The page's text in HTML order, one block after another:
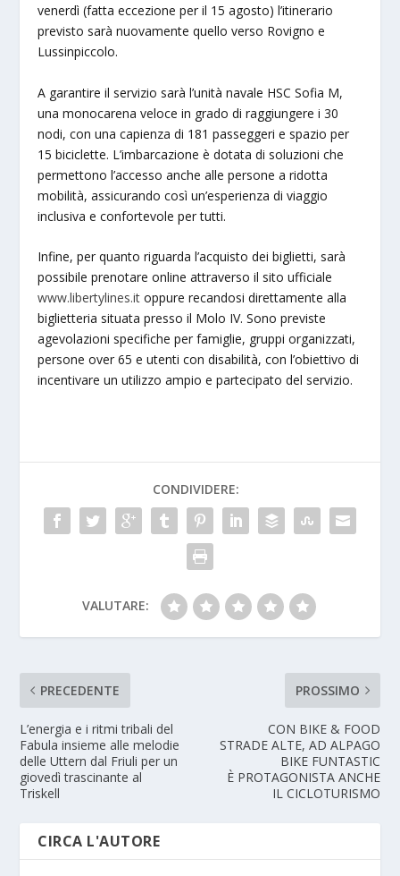
venerdì (fatta eccezione per il 15 agosto) l’itinerario
previsto sarà nuovamente quello verso Rovigno e
Lussinpiccolo.
A garantire il servizio sarà l’unità navale HSC Sofia M,
una monocarena veloce in grado di raggiungere i 30
nodi, con una capienza di 181 passeggeri e spazio per
15 biciclette. L’imbarcazione è dotata di soluzioni che
permettono l’accesso anche alle persone a ridotta
mobilità, assicurando così un’esperienza di viaggio
inclusiva e confortevole per tutti.
Infine, per quanto riguarda l’acquisto dei biglietti, sarà
possibile prenotare online attraverso il sito ufficiale
www.libertylines.it oppure recandosi direttamente alla
biglietteria situata presso il Molo IV. Sono previste
agevolazioni specifiche per famiglie, gruppi organizzati,
persone over 65 e utenti con disabilità, con l’obiettivo di
incentivare un utilizzo ampio e partecipato del servizio.
CONDIVIDERE:
VALUTARE:
PRECEDENTE
L’energia e i ritmi tribali del
Fabula insieme alle melodie
delle Uttern dal Friuli per un
giovedì trascinante al
Triskell
PROSSIMO
CON BIKE & FOOD
STRADE ALTE, AD ALPAGO
BIKE FUNTASTIC
È PROTAGONISTA ANCHE
IL CICLOTURISMO
CIRCA L'AUTORE